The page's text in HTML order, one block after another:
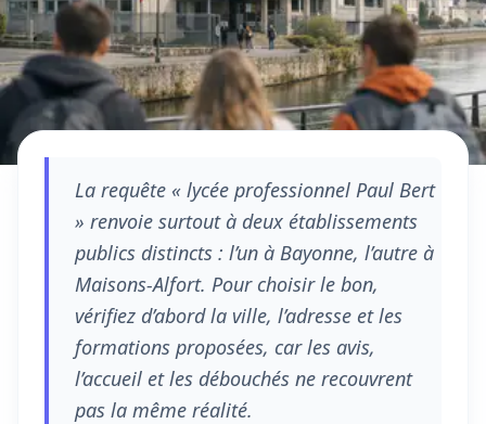
La requête « lycée professionnel Paul Bert
» renvoie surtout à deux établissements
publics distincts : l’un à Bayonne, l’autre à
Maisons-Alfort. Pour choisir le bon,
vérifiez d’abord la ville, l’adresse et les
formations proposées, car les avis,
l’accueil et les débouchés ne recouvrent
pas la même réalité.